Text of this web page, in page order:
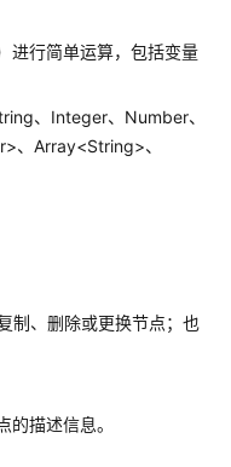
进行简单运算，包括变量
、Integer、Number、
、Array<String>、
制、删除或更换节点；也
描述信息。